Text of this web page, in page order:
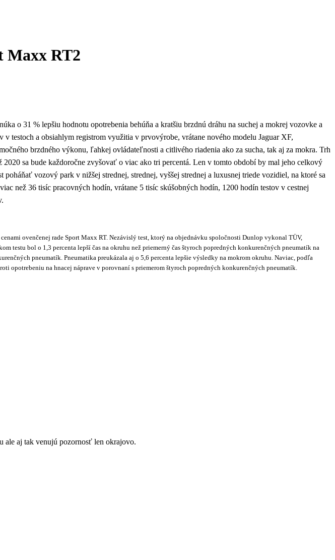
Maxx RT2
o 31 % lepšiu hodnotu opotrebenia behúňa a kratšiu brzdnú dráhu na suchej a mokrej vozovke a
a obsiahlym registrom využitia v prvovýrobe, vrátane nového modelu Jaguar XF,
brzdného výkonu, ľahkej ovládateľnosti a citlivého riadenia ako za sucha, tak aj za mokra. Trh
sa bude každoročne zvyšovať o viac ako tri percentá. Len v tomto období by mal jeho celkový
vozový park v nižšej strednej, strednej, vyššej strednej a luxusnej triede vozidiel, na ktoré sa
než 36 tisíc pracovných hodín, vrátane 5 tisíc skúšobných hodín, 1200 hodín testov v cestnej
ovenčenej rade Sport Maxx RT. Nezávislý test, ktorý na objednávku spoločnosti Dunlop vykonal TÜV,
testu bol o 1,3 percenta lepší čas na okruhu než priemerný čas štyroch popredných konkurenčných pneumatík na
pneumatík. Pneumatika preukázala aj o 5,6 percenta lepšie výsledky na mokrom okruhu. Naviac, podľa
opotrebeniu na hnacej náprave v porovnaní s priemerom štyroch popredných konkurenčných pneumatík.
ale aj tak venujú pozornosť len okrajovo.